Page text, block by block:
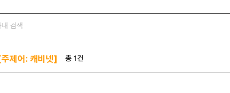
검색
제어: 캐비넷] 총 1건